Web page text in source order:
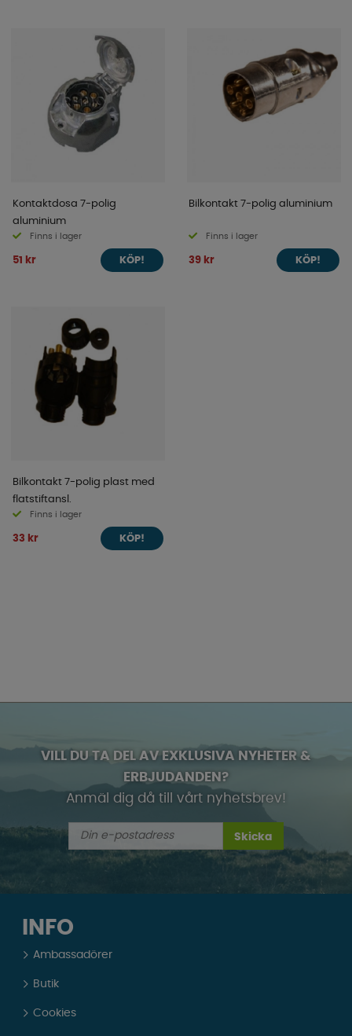
Kontaktdosa 7-polig
aluminium
Finns i lager
51 kr KÖP!
Bilkontakt 7-polig aluminium
Finns i lager
39 kr KÖP!
Bilkontakt 7-polig plast med
flatstiftansl.
Finns i lager
33 kr KÖP!
VILL DU TA DEL AV EXKLUSIVA NYHETER &
ERBJUDANDEN?
Anmäl dig då till vårt nyhetsbrev!
Skicka
INFO
Ambassadörer
Butik
Cookies